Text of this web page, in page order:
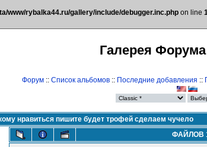
www/rybalka44.ru/gallery/include/debugger.inc.php on line
Галерея
Форум:: Список альбомов:: Последние добавления ::
нравиться пишите будет трофей сделаем чучело
ФАЙЛОВ